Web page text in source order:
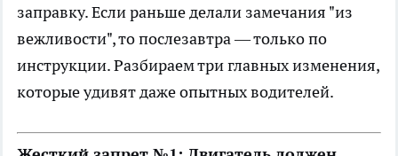
заправку. Если раньше делали замечания "из
вежливости", то послезавтра — только по
инструкции. Разбираем три главных изменения,
которые удивят даже опытных водителей.